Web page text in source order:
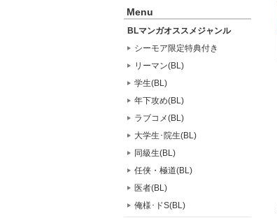
Menu
BLマンガオススメジャンル
シーモア限定特典付き
リーマン(BL)
学生(BL)
年下攻め(BL)
ラブコメ(BL)
大学生･院生(BL)
同級生(BL)
任侠・極道(BL)
医者(BL)
俺様･ドS(BL)